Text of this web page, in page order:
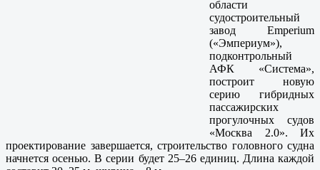
области
судостроительный
завод Emperium
(«Эмпериум»),
подконтрольный
АФК «Система»,
построит новую
серию гибридных
пассажирских
прогулочных судов
«Москва 2.0». Их
проектирование завершается, строительство головного судна
начнется осенью. В серии будет 25–26 единиц. Длина каждой